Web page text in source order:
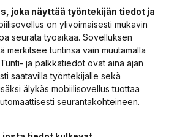
joka näyttää työntekijän tiedot ja
on ylivoimaisesti mukavin
seurata työaikaa. Sovelluksen
merkitsee tuntinsa vain muutamalla
ja palkkatiedot ovat aina ajan
saatavilla työntekijälle sekä
älykäs mobiilisovellus tuottaa
seurantakohteineen.